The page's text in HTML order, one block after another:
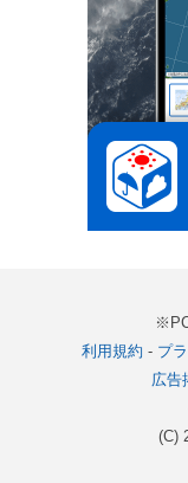
利用規約 - プ
広告
(C)